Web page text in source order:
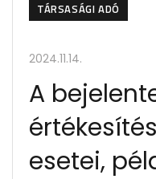
TÁRSASÁGI ADÓ
2024.11.14.
A
esetei,